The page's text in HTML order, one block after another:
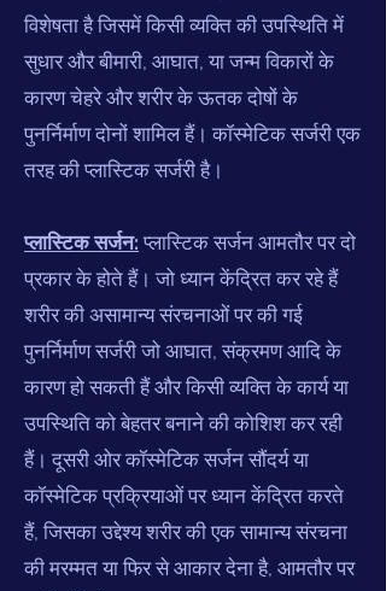
विशेषता है जिसमें किसी व्यक्ति की उपस्थिति में
सुधार और बीमारी, आघात, या जन्म विकारों के
कारण चेहरे और शरीर के ऊतक दोषों के
पुनर्निर्माण दोनों शामिल हैं। कॉस्मेटिक सर्जरी एक
तरह की प्लास्टिक सर्जरी है।
प्लास्टिक सर्जन: प्लास्टिक सर्जन आमतौर पर दो
प्रकार के होते हैं। जो ध्यान केंद्रित कर रहे हैं
शरीर की असामान्य संरचनाओं पर की गई
पुनर्निर्माण सर्जरी जो आघात, संक्रमण आदि के
कारण हो सकती हैं और किसी व्यक्ति के कार्य या
उपस्थिति को बेहतर बनाने की कोशिश कर रही
हैं। दूसरी ओर कॉस्मेटिक सर्जन सौंदर्य या
कॉस्मेटिक प्रक्रियाओं पर ध्यान केंद्रित करते
हैं, जिसका उद्देश्य शरीर की एक सामान्य संरचना
की मरम्मत या फिर से आकार देना है, आमतौर पर